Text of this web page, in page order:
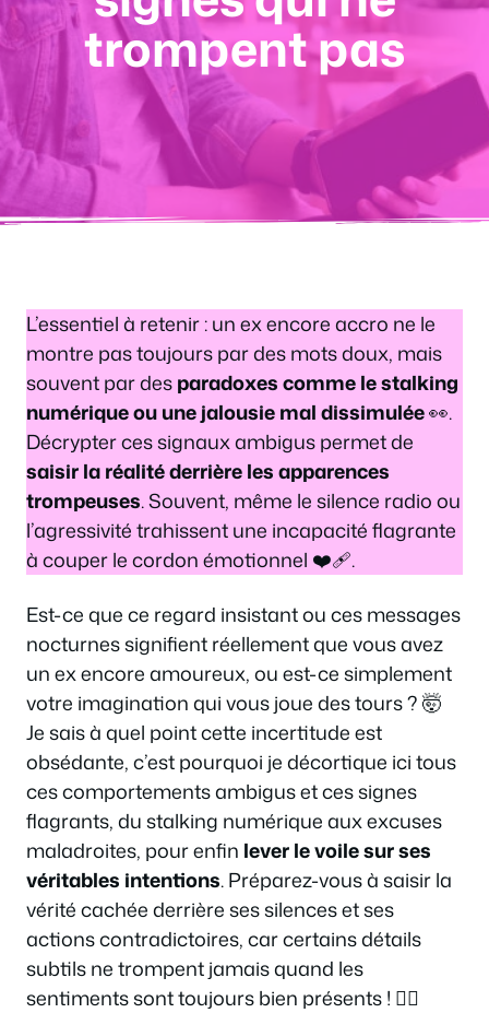
trompent pas
L’essentiel à retenir : un ex encore accro ne le
montre pas toujours par des mots doux, mais
souvent par desparadoxes comme le stalking
numérique ou une jalousie mal dissimulée👀.
Décrypter ces signaux ambigus permet de
saisir la réalité derrière les apparences
trompeuses. Souvent, même le silence radio ou
l’agressivité trahissent une incapacité flagrante
à couper le cordon émotionnel ❤️‍🩹.
Est-ce que ce regard insistant ou ces messages
nocturnes signifient réellement que vous avez
un ex encore amoureux, ou est-ce simplement
votre imagination qui vous joue des tours ? 🤯
Je sais à quel point cette incertitude est
obsédante, c’est pourquoi je décortique ici tous
ces comportements ambigus et ces signes
flagrants, du stalking numérique aux excuses
maladroites, pour enfin lever le voile sur ses
véritables intentions. Préparez-vous à saisir la
vérité cachée derrière ses silences et ses
actions contradictoires, car certains détails
subtils ne trompent jamais quand les
sentiments sont toujours bien présents ! 🕵️‍♀️